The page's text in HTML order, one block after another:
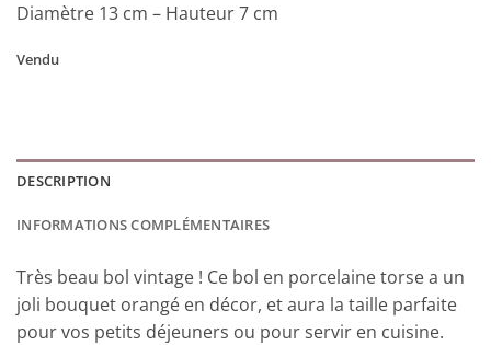
Diamètre 13 cm – Hauteur 7 cm
Vendu
DESCRIPTION
INFORMATIONS COMPLÉMENTAIRES
Très beau bol vintage ! Ce bol en porcelaine torse a un
joli bouquet orangé en décor, et aura la taille parfaite
pour vos petits déjeuners ou pour servir en cuisine.